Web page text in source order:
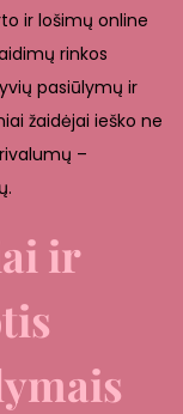
ir lošimų online
rinkos
pasiūlymų ir
žaidėjai ieško ne
–
ir